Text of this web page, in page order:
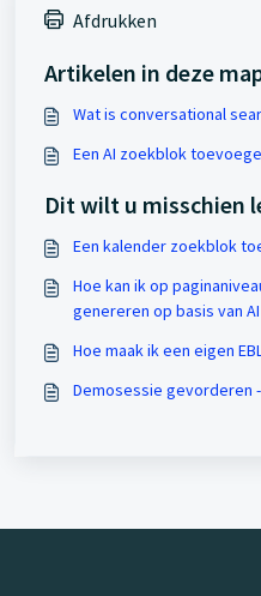
Afdrukken
Artikelen in deze
Wat is conversational
Een AI zoekblok
Dit wilt u misschien
Een kalender zoekblok
Hoe kan ik op
genereren op basis van AI
Hoe maak ik een eigen
Demosessie gevorderen -